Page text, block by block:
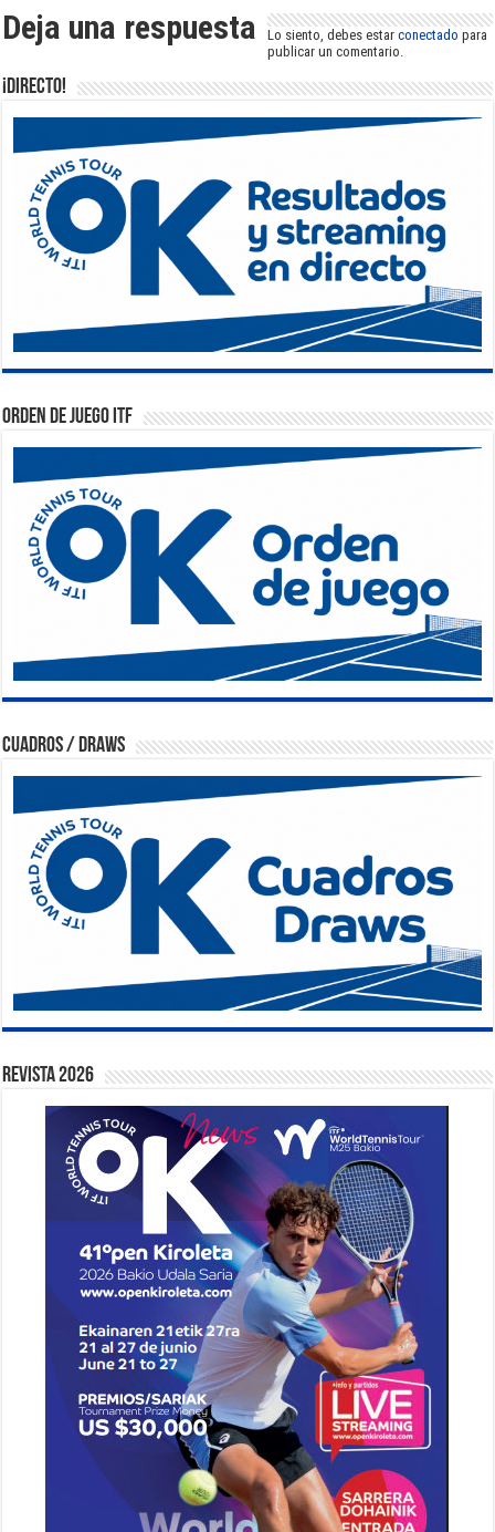
Deja una respuesta Lo siento, debes estarconectado para
publicar un comentario.
¡DIRECTO!
Orden de Juego ITF
Cuadros / Draws
Revista 2026